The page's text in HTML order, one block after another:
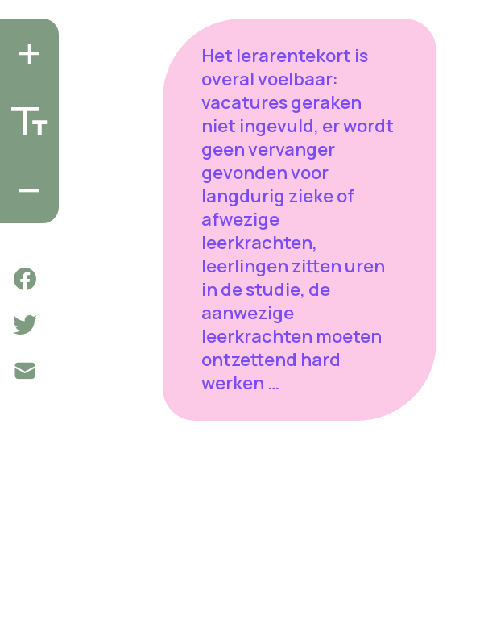
Het lerarentekort is
overal voelbaar:
vacatures geraken
niet ingevuld, er wordt
geen vervanger
gevonden voor
langdurig zieke of
afwezige
leerkrachten,
leerlingen zitten uren
in de studie, de
aanwezige
leerkrachten moeten
ontzettend hard
werken …